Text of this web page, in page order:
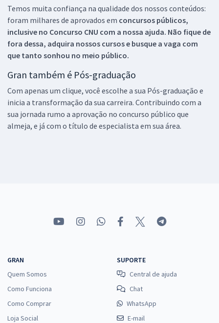
Temos muita confiança na qualidade dos nossos conteúdos:
foram milhares de aprovados em concursos públicos,
inclusive no Concurso CNU com a nossa ajuda. Não fique de
fora dessa, adquira nossos cursos e busque a vaga com
que tanto sonhou no meio público.
Gran também é Pós-graduação
Com apenas um clique, você escolhe a sua Pós-graduação e
inicia a transformação da sua carreira. Contribuindo com a
sua jornada rumo a aprovação no concurso público que
almeja, e já com o título de especialista em sua área.
GRAN
Quem Somos
Como Funciona
Como Comprar
Loja Social
SUPORTE
Central de ajuda
Chat
WhatsApp
E-mail